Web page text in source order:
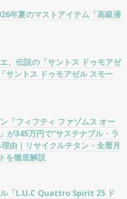
年夏のマストアイテム「高級潜
、伝説の「サントス ドゥモアゼ
サントス ドゥモアゼル スモー
「フィフティ ファゾムス オー
が345万円で“サステナブル・ラ
由｜リサイクルチタン・全暦月
を徹底解説
ル「L.U.C Quattro Spirit 25 ド